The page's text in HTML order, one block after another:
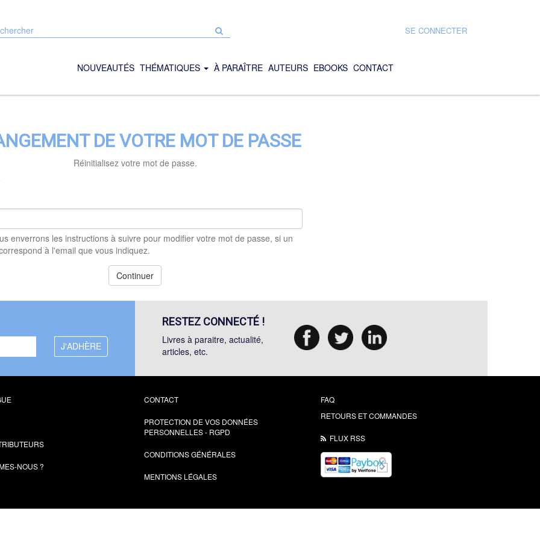
SE CONNECTER
NOUVEAUTÉS THÉMATIQUES À PARAÎTRE AUTEURS EBOOKS CONTACT
DE VOTRE MOT DE PASSE
Réinitialisez votre mot de passe.
enverrons les instructions à suivre pour modifier votre mot de passe, si un
à l'email que vous indiquez.
Continuer
RESTEZ CONNECTÉ !
Livres à paraitre, actualité,
articles, etc.
NOUS ?
CONTACT
PROTECTION DE VOS DONNÉES
PERSONNELLES - RGPD
CONDITIONS GÉNÉRALES
MENTIONS LÉGALES
FAQ
RETOURS ET COMMANDES
FLUX RSS